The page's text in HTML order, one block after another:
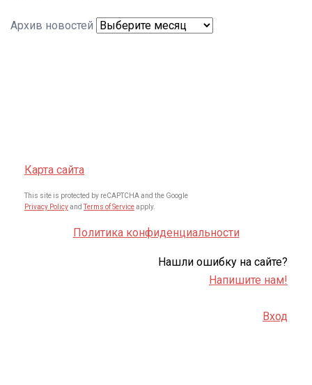
Архив новостей
Карта сайта
This site is protected by reCAPTCHA and the Google
Privacy PolicyandTerms of Serviceapply.
Политика конфиденциальности
Нашли ошибку на сайте?
Напишите нам!
Вход